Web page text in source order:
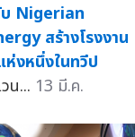
บ Nigerian
สร้างโรงงาน
งหนึ่งในทวีป
น... 13 มี.ค.